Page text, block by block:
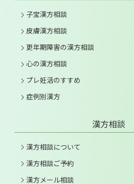
子宝漢方相談
皮膚漢方相談
更年期障害の漢方相談
心の漢方相談
プレ妊活のすすめ
症例別漢方
漢方相談
漢方相談について
漢方相談ご予約
漢方メール相談